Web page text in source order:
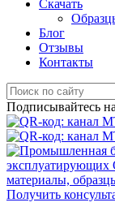
Скачать
Блог
Отзывы
Контакты
Подписывайтесь
Получить